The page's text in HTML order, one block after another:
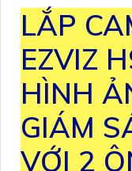
LẮP
EZVIZ
HÌNH
GIÁM
VỚI 2